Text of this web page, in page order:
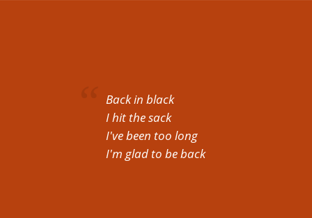
Back in black
I hit the sack
I've been too long
I'm glad to be back